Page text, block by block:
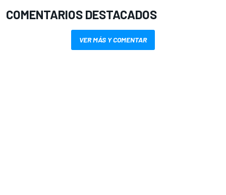
COMENTARIOS DESTACADOS
VER MÁS Y COMENTAR